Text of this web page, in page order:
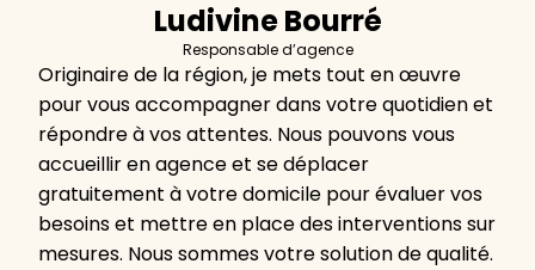
Ludivine Bourré
Responsable d’agence
Originaire de la région, je mets tout en œuvre
pour vous accompagner dans votre quotidien et
répondre à vos attentes. Nous pouvons vous
accueillir en agence et se déplacer
gratuitement à votre domicile pour évaluer vos
besoins et mettre en place des interventions sur
mesures. Nous sommes votre solution de qualité.